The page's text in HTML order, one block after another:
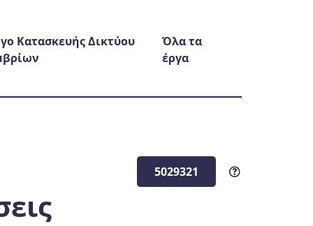
Κατασκευής Δικτύου
Όλα τα
έργα
5029321